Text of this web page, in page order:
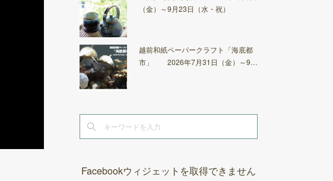
（金）～9月23日（水・祝）
越前和紙ペーパークラフト「海底都
市」 2026年7月31日（金）～9…
Facebookウィジェットを取得できません